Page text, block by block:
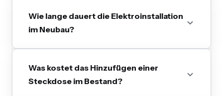
Wie lange dauert die Elektroinstallation
im Neubau?
Was kostet das Hinzufügen einer
Steckdose im Bestand?